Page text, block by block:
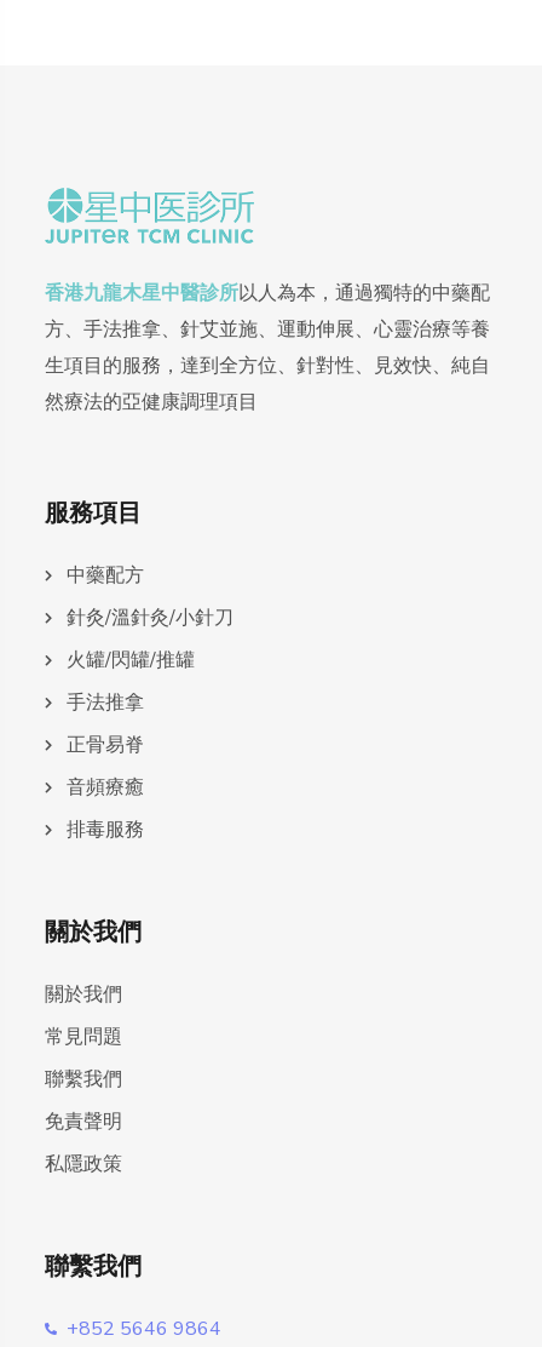
香港九龍木星中醫診所以人為本，通過獨特的中藥配
方、手法推拿、針艾並施、運動伸展、心靈治療等養
生項目的服務，達到全方位、針對性、見效快、純自
然療法的亞健康調理項目
服務項目
中藥配方
針灸/溫針灸/小針刀
火罐/閃罐/推罐
手法推拿
正骨易脊
⾳頻療癒
排毒服務
關於我們
關於我們
常見問題
聯繫我們
免責聲明
私隱政策
聯繫我們
+852 5646 9864